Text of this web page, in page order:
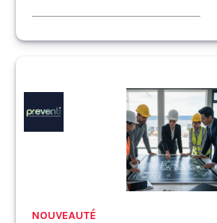
NOUVEAUTÉ